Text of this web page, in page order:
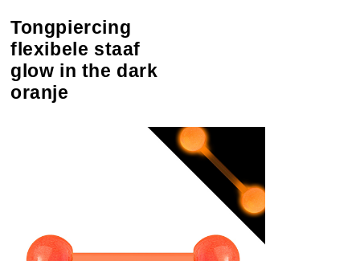
Tongpiercing
flexibele staaf
glow in the dark
oranje